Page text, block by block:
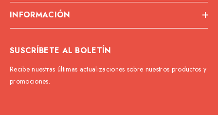
INFORMACIÓN
SUSCRÍBETE AL BOLETÍN
Recibe nuestras últimas actualizaciones sobre nuestros productos y
promociones.